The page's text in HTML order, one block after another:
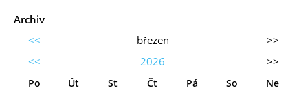
Archiv
<<
březen
>>
<<
2026 >>
Po Út St Čt Pá So Ne